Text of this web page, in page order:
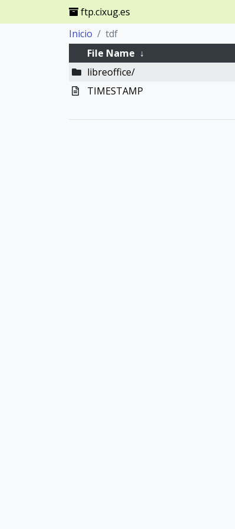
ftp.cixug.es
Inicio
tdf
File Name ↓
libreoffice/
TIMESTAMP